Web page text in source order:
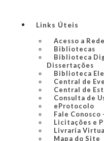
Links Úteis
Acesso a
Bibliotecas
Biblioteca
Dissertações
Biblioteca
Central de
Central de
Consulta de
eProtocolo
Fale Conosco
Licitações e
Livraria
Mapa do Site